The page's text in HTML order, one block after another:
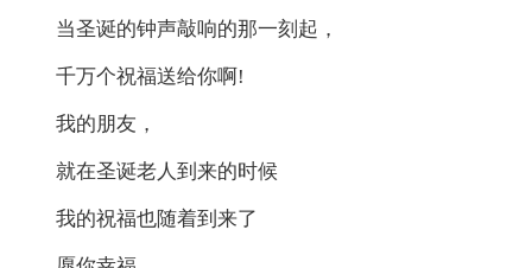
当圣诞的钟声敲响的那一刻起，
千万个祝福送给你啊!
我的朋友，
就在圣诞老人到来的时候
我的祝福也随着到来了